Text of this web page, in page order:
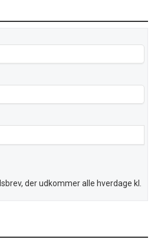
der udkommer alle hverdage kl.